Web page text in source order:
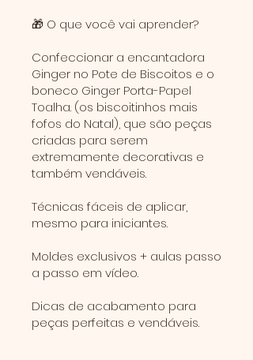
🎁 O que você vai aprender?
Confeccionar a encantadora
Ginger no Pote de Biscoitos e o
boneco Ginger Porta-Papel
Toalha. (os biscoitinhos mais
fofos do Natal), que são peças
criadas para serem
extremamente decorativas e
também vendáveis.
Técnicas fáceis de aplicar,
mesmo para iniciantes.
Moldes exclusivos + aulas passo
a passo em vídeo.
Dicas de acabamento para
peças perfeitas e vendáveis.